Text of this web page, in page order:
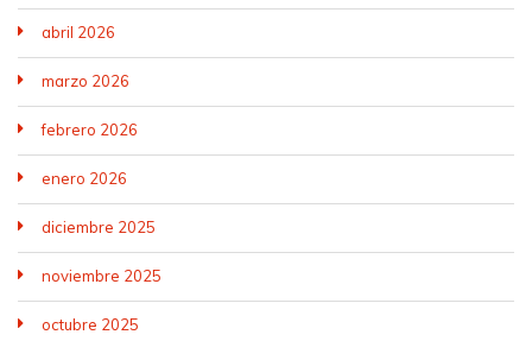
abril 2026
marzo 2026
febrero 2026
enero 2026
diciembre 2025
noviembre 2025
octubre 2025